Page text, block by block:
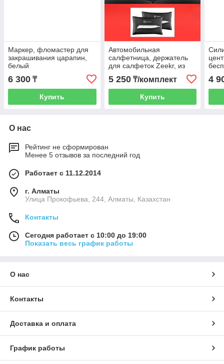
Маркер, фломастер для
закрашивания царапин,
белый
6 300 ₸
Купить
Автомобильная
салфетница, держатель
для салфеток Zeekr, из
эко кожи, черного цвета, 2
шт.
5 250₸/комплект
Купить
4
О нас
Рейтинг не сформирован
Менее 5 отзывов за последний год
Работает с 11.12.2014
г. Алматы
​Улица Прокофьева, 244, Алматы, Казахстан
Контакты
Сегодня работает с 10:00 до 19:00
Показать весь график работы
О нас
Контакты
Доставка и оплата
График работы